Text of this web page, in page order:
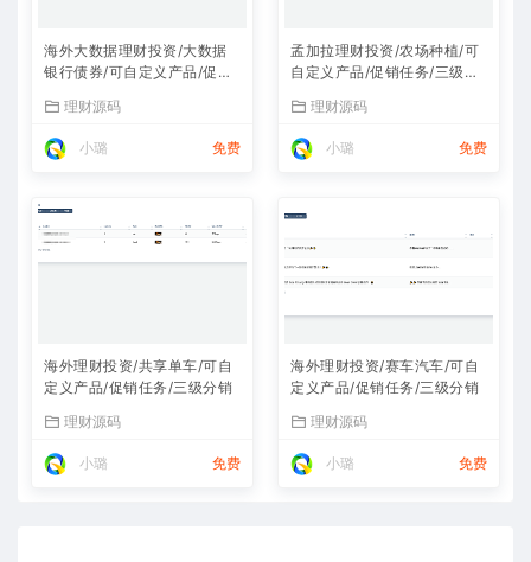
海外大数据理财投资/大数据
银行债券/可自定义产品/促销
理财源码
小璐 免费
孟加拉理财投资/农场种植/可
自定义产品/促销任务/三级分
理财源码
小璐 免费
海外理财投资/共享单车/可自
定义产品/促销任务/三级分销
理财源码
小璐 免费
海外理财投资/赛车汽车/可自
定义产品/促销任务/三级分销
理财源码
小璐 免费